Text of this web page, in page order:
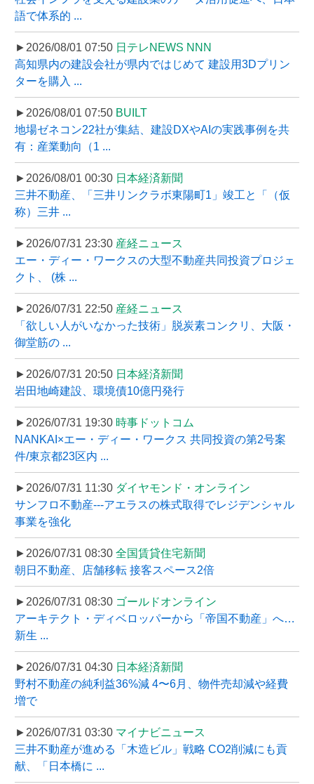
語で体系的 ...
►2026/08/01 07:50 日テレNEWS NNN
高知県内の建設会社が県内ではじめて 建設用3Dプリン
ターを購入 ...
►2026/08/01 07:50 BUILT
地場ゼネコン22社が集結、建設DXやAIの実践事例を共
有：産業動向（1 ...
►2026/08/01 00:30 日本経済新聞
三井不動産、「三井リンクラボ東陽町1」竣工と「（仮
称）三井 ...
►2026/07/31 23:30 産経ニュース
エー・ディー・ワークスの大型不動産共同投資プロジェ
クト、 (株 ...
►2026/07/31 22:50 産経ニュース
「欲しい人がいなかった技術」脱炭素コンクリ、大阪・
御堂筋の ...
►2026/07/31 20:50 日本経済新聞
岩田地崎建設、環境債10億円発行
►2026/07/31 19:30 時事ドットコム
NANKAI×エー・ディー・ワークス 共同投資の第2号案
件/東京都23区内 ...
►2026/07/31 11:30 ダイヤモンド・オンライン
サンフロ不動産---アエラスの株式取得でレジデンシャル
事業を強化
►2026/07/31 08:30 全国賃貸住宅新聞
朝日不動産、店舗移転 接客スペース2倍
►2026/07/31 08:30 ゴールドオンライン
アーキテクト・ディベロッパーから「帝国不動産」へ…
新生 ...
►2026/07/31 04:30 日本経済新聞
野村不動産の純利益36%減 4〜6月、物件売却減や経費
増で
►2026/07/31 03:30 マイナビニュース
三井不動産が進める「木造ビル」戦略 CO2削減にも貢
献、「日本橋に ...